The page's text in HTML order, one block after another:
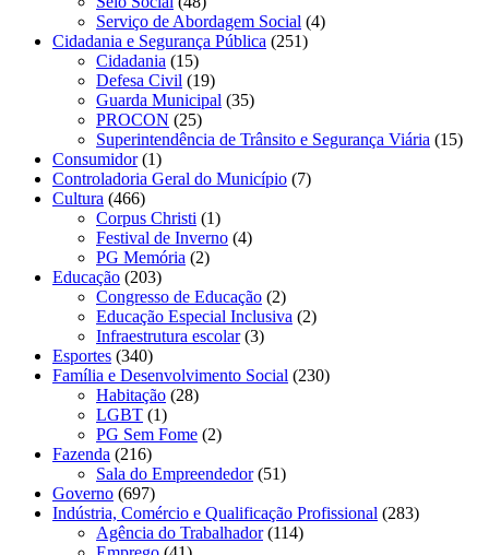
Serviço de Abordagem Social (4)
Cidadania e Segurança Pública (251)
Cidadania (15)
Defesa Civil (19)
Guarda Municipal (35)
PROCON (25)
Superintendência de Trânsito e Segurança Viária (15)
Consumidor(1)
Controladoria Geral do Município (7)
Cultura (466)
Corpus Christi (1)
Festival de Inverno (4)
PG Memória (2)
Educação (203)
Congresso de Educação (2)
Educação Especial Inclusiva (2)
Infraestrutura escolar(3)
Esportes (340)
Família e Desenvolvimento Social (230)
Habitação (28)
LGBT (1)
PG Sem Fome (2)
Fazenda (216)
Sala do Empreendedor(51)
Governo (697)
Indústria, Comércio e Qualificação Profissional (283)
Agência do Trabalhador(114)